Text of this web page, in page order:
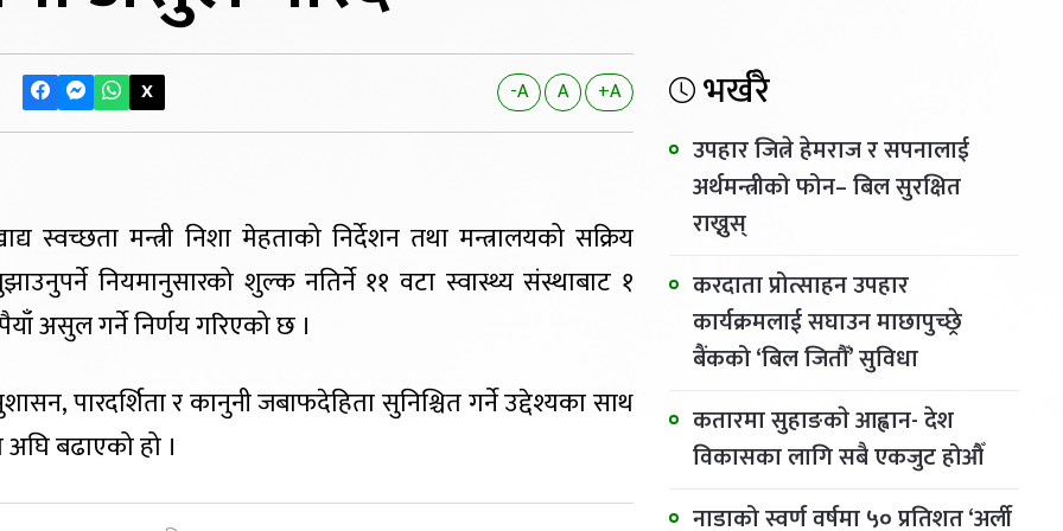
X -A A +A
स्वच्छता मन्त्री निशा मेहताको निर्देशन तथा मन्त्रालयको सक्रिय
नियमानुसारको शुल्क नतिर्ने ११ वटा स्वास्थ्य संस्थाबाट १
असुल गर्ने निर्णय गरिएको छ ।
पारदर्शिता र कानुनी जबाफदेहिता सुनिश्चित गर्ने उद्देश्यका साथ
अघि बढाएको हो ।
भर्खरै
उपहार जित्ने हेमराज र सपनालाई
अर्थमन्त्रीको फोन– बिल सुरक्षित
राख्नुस्
करदाता प्रोत्साहन उपहार
कार्यक्रमलाई सघाउन माछापुच्छ्रे
बैंकको ‘बिल जितौँ’ सुविधा
कतारमा सुहाङकाे आह्वान- देश
विकासका लागि सबै एकजुट होऔँ
नाडाको स्वर्ण वर्षमा ५० प्रतिशत ‘अर्ली